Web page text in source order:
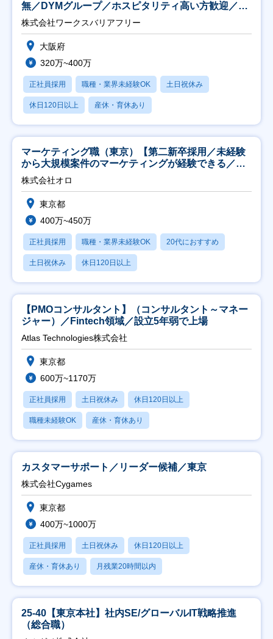
無／DYMグループ／ホスピタリティ高い方歓迎／土
日祝】
株式会社ワークスバリアフリー
大阪府
320万~400万
正社員採用 職種・業界未経験OK 土日祝休み
休日120日以上 産休・育休あり
マーケティング職（東京）【第二新卒採用／未経験
から大規模案件のマーケティングが経験できる／研
修充実】
株式会社オロ
東京都
400万~450万
正社員採用 職種・業界未経験OK 20代におすすめ
土日祝休み 休日120日以上
【PMOコンサルタント】（コンサルタント～マネー
ジャー）／Fintech領域／設立5年弱で上場
Atlas Technologies株式会社
東京都
600万~1170万
正社員採用 土日祝休み 休日120日以上
職種未経験OK 産休・育休あり
カスタマーサポート／リーダー候補／東京
株式会社Cygames
東京都
400万~1000万
正社員採用 土日祝休み 休日120日以上
産休・育休あり 月残業20時間以内
25-40【東京本社】社内SE/グローバルIT戦略推進
（総合職）